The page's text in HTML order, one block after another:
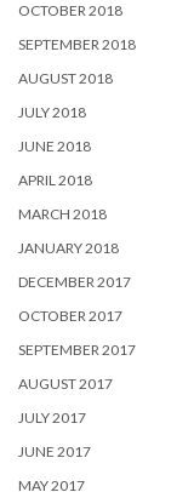
OCTOBER 2018
SEPTEMBER 2018
AUGUST 2018
JULY 2018
JUNE 2018
APRIL 2018
MARCH 2018
JANUARY 2018
DECEMBER 2017
OCTOBER 2017
SEPTEMBER 2017
AUGUST 2017
JULY 2017
JUNE 2017
MAY 2017